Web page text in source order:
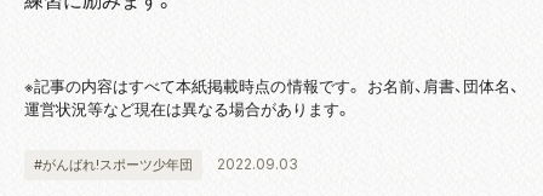
※記事の内容はすべて本紙掲載時点の情報です。 お名前、肩書、団体名、
運営状況等など現在は異なる場合があります。
#がんばれ!スポーツ少年団 2022.09.03